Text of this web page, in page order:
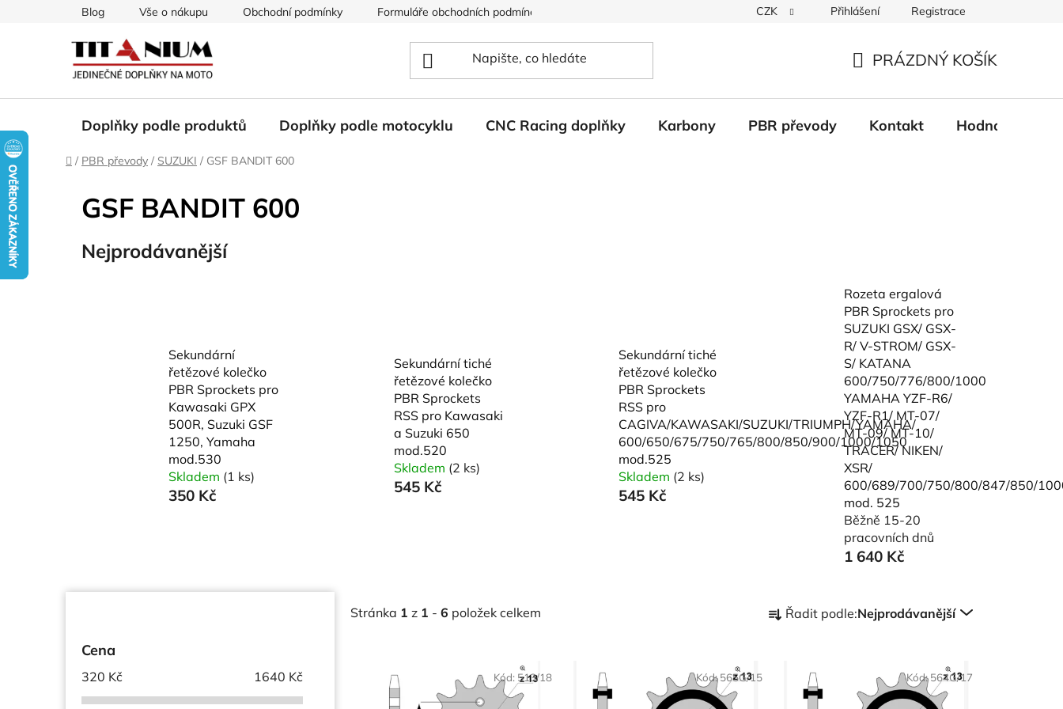
Blog Vše o nákupu Obchodní podmínky Formuláře obchodních podmínek Věrnostní systém Moje objednávka
CZK Přihlášení Registrace
KOŠÍK
PRÁZDNÝ KOŠÍK
Doplňky podle produktů Doplňky podle motocyklu CNC Racing doplňky Karbony PBR převody Kontakt Hodnocení
Domů
/ PBR převody / SUZUKI / GSF BANDIT 600
GSF BANDIT 600
Nejprodávanější
Sekundární
řetězové kolečko
PBR Sprockets pro
Kawasaki GPX
500R, Suzuki GSF
1250, Yamaha
mod.530
Skladem (1 ks)
350 Kč
Sekundární tiché
řetězové kolečko
PBR Sprockets
RSS pro Kawasaki
a Suzuki 650
mod.520
Skladem (2 ks)
545 Kč
Sekundární tiché
řetězové kolečko
PBR Sprockets
RSS pro
CAGIVA/KAWASAKI/SUZUKI/TRIUMPH/YAMAHA/
600/650/675/750/765/800/850/900/1000/1050
mod.525
Skladem (2 ks)
545 Kč
Rozeta ergalová
PBR Sprockets pro
SUZUKI GSX/ GSX-
R/ V-STROM/ GSX-
S/ KATANA
600/750/776/800/1000
YAMAHA YZF-R6/
YZF-R1/ MT-07/
MT-09/ MT-10/
TRACER/ NIKEN/
XSR/
600/689/700/750/800/847/850/
mod. 525
Běžně 15-20
pracovních dnů
1 640 Kč
Cena
320 Kč 1640 Kč
Stránka 1 z 1 - 6 položek celkem
a Řadit podle:Nejprodávanější
Kód: 513/18 Kód:565G/15 Kód:564G/17